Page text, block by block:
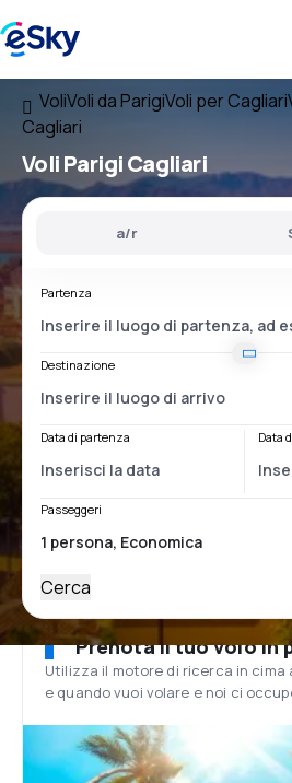
VoliVoli da ParigiVoli per Cagliari
Cagliari
VoliParigi Cagliari
a/r
Partenza
Destinazione
Data di partenza Data
Passeggeri
Cerca
Prenota il tuo volo in
Utilizza il motore di ricerca in cima
e quando vuoi volare e noi ci